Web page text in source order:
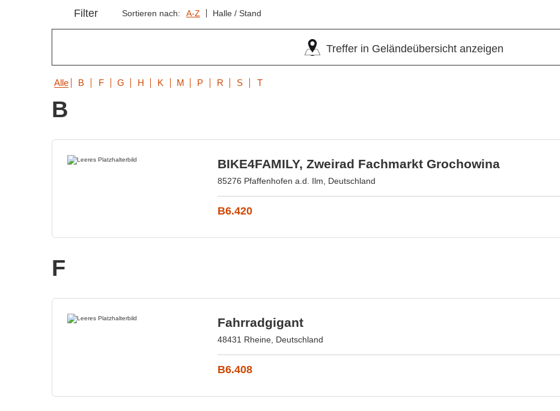
Filter Sortieren nach: A-Z Halle / Stand
Treffer in Geländeübersicht anzeigen
Alle B F G H K M P R S T
B
BIKE4FAMILY, Zweirad Fachmarkt Grochowina
85276 Pfaffenhofen a.d. Ilm, Deutschland
B6.420
F
Fahrradgigant
48431 Rheine, Deutschland
B6.408